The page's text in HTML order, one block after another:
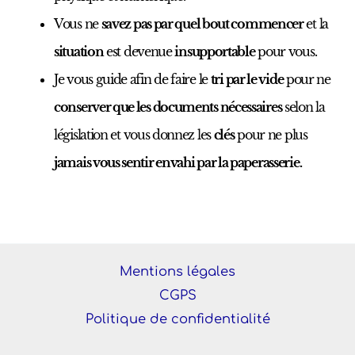
Vous nesavez pas par quel bout commenceret la
situationest devenueinsupportablepour vous.
Je vous guide afin de faire letri par le videpour ne
conserver que les documents nécessairesselon la
législation et vous donnez lescléspour ne plus
jamais vous sentir envahi par la paperasserie.
Mentions légales
CGPS
Politique de confidentialité